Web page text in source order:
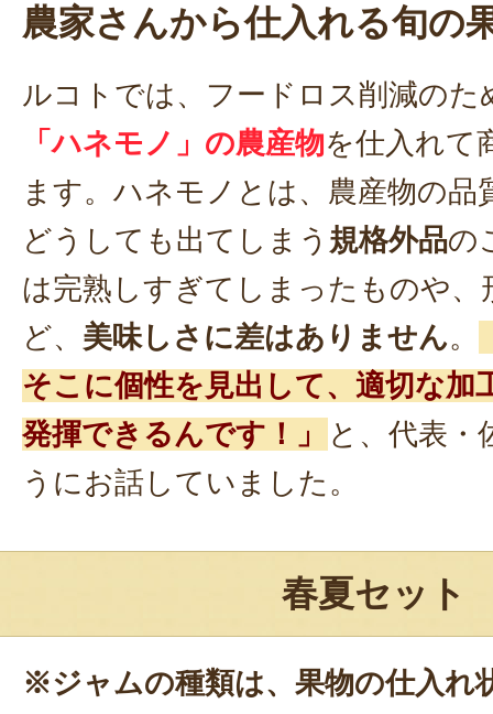
農家さんから仕入れる旬の
ルコトでは、フードロス削減のた
「ハネモノ」の農産物を仕入れて
ます。ハネモノとは、農産物の品
どうしても出てしまう 規格外品の
は完熟しすぎてしまったものや、
ど、 美味しさに差はありません。
そこに個性を見出して、適切な加
発揮できるんです！」
と、代表・
うにお話していました。
春夏セット
※ジャムの種類は、果物の仕入れ